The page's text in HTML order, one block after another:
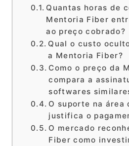
Quantas horas de
Mentoria Fiber
ao preço cobrado?
Qual o custo
a Mentoria Fiber?
Como o preço da
compara a
softwares
O suporte na área
justifica o
O mercado
Fiber como